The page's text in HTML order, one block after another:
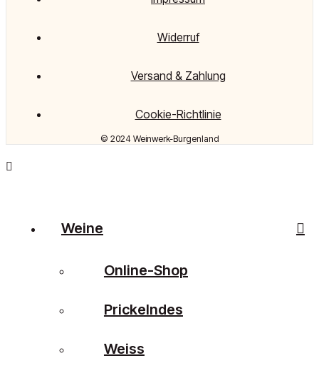
© 2024 Weinwerk-Burgenland
Widerruf
Versand & Zahlung
Cookie-Richtlinie
Weine
Online-Shop
Prickelndes
Weiss